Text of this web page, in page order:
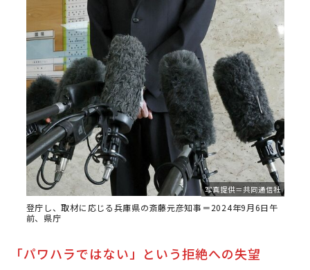
写真提供＝共同通信社
登庁し、取材に応じる兵庫県の斎藤元彦知事＝2024年9月6日午
前、県庁
「パワハラではない」という拒絶への失望